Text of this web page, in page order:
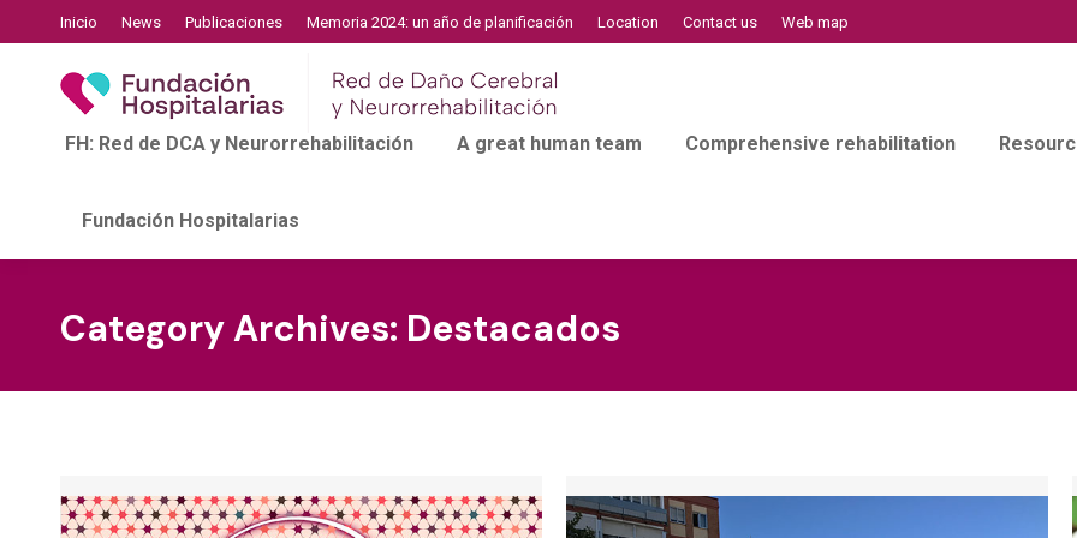
Inicio News Publicaciones Memoria 2024: un año de planificación Location Contact us Web map
FH: Red de DCA y Neurorrehabilitación A great human team Comprehensive rehabilitation
Fundación Hospitalarias
Category Archives: Destacados